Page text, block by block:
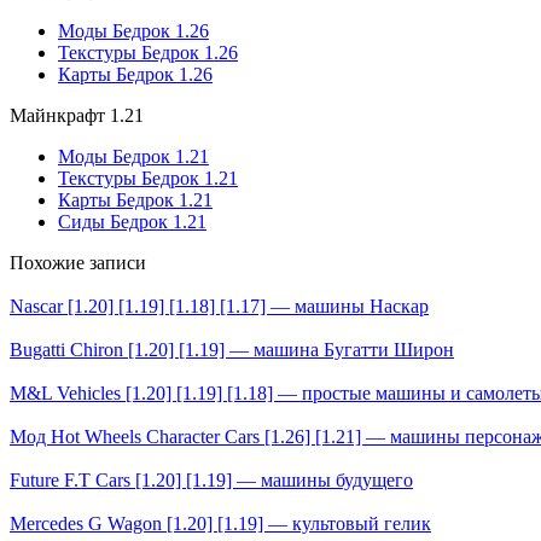
Моды Бедрок 1.26
Текстуры Бедрок 1.26
Карты Бедрок 1.26
Майнкрафт 1.21
Моды Бедрок 1.21
Текстуры Бедрок 1.21
Карты Бедрок 1.21
Сиды Бедрок 1.21
Похожие записи
Nascar [1.20] [1.19] [1.18] [1.17] — машины Наскар
Bugatti Chiron [1.20] [1.19] — машина Бугатти Широн
M&L Vehicles [1.20] [1.19] [1.18] — простые машины и
Мод Hot Wheels Character Cars [1.26] [1.21] — машины
Future F.T Cars [1.20] [1.19] — машины будущего
Mercedes G Wagon [1.20] [1.19] — культовый гелик